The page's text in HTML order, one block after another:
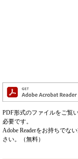
PDF形式のファイルをご覧
必要です。
Adobe Readerをお持ちでな
さい。（無料）